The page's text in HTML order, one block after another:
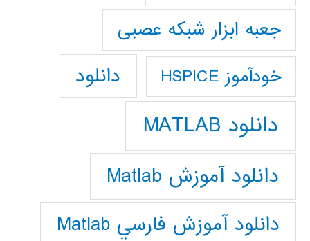
جعبه ابزار شبکه عصبی
خودآموز HSPICE دانلود
دانلود MATLAB
دانلود آموزش Matlab
دانلود آموزش فارسي Matlab